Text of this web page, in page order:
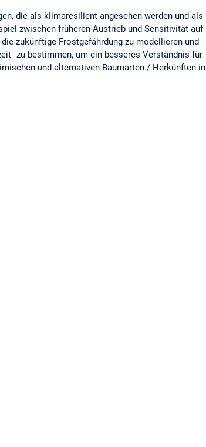
die als klimaresilient angesehen werden und als
zwischen früheren Austrieb und Sensitivität auf
zukünftige Frostgefährdung zu modellieren und
zu bestimmen, um ein besseres Verständnis für
und alternativen Baumarten / Herkünften in